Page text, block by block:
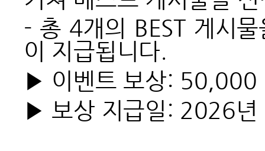
- 총 4개의 BEST 게시
이 지급됩니다.
▶ 이벤트 보상: 50,000
▶ 보상 지급일: 2026년